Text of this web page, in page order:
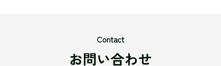
Contact
お問い合わせ